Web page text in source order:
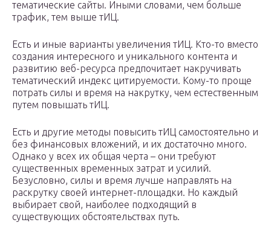
тематические сайты. Иными словами, чем больше
трафик, тем выше тИЦ.
Есть и иные варианты увеличения тИЦ. Кто-то вместо
создания интересного и уникального контента и
развитию веб-ресурса предпочитает накручивать
тематический индекс цитируемости. Кому-то проще
потрать силы и время на накрутку, чем естественным
путем повышать тИЦ.
Есть и другие методы повысить тИЦ самостоятельно и
без финансовых вложений, и их достаточно много.
Однако у всех их общая черта – они требуют
существенных временных затрат и усилий.
Безусловно, силы и время лучше направлять на
раскрутку своей интернет-площадки. Но каждый
выбирает свой, наиболее подходящий в
существующих обстоятельствах путь.